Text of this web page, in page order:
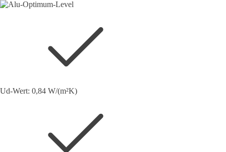
Ud-Wert: 0,84 W/(m²K)